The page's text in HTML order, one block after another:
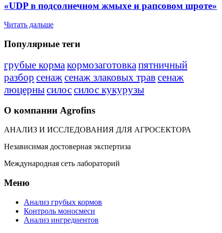
«UDP в подсолнечном жмыхе и рапсовом шроте»
Читать дальше
Популярные теги
грубые корма кормозаготовка пятничный
разбор сенаж сенаж злаковых травсенаж
люцернысилоссилос кукурузы
О компании Agrofins
АНАЛИЗ И ИССЛЕДОВАНИЯ ДЛЯ АГРОСЕКТОРА
Независимая достоверная экспертиза
Международная сеть лабораторий
Меню
Анализ грубых кормов
Контроль моносмеси
Анализ ингредиентов